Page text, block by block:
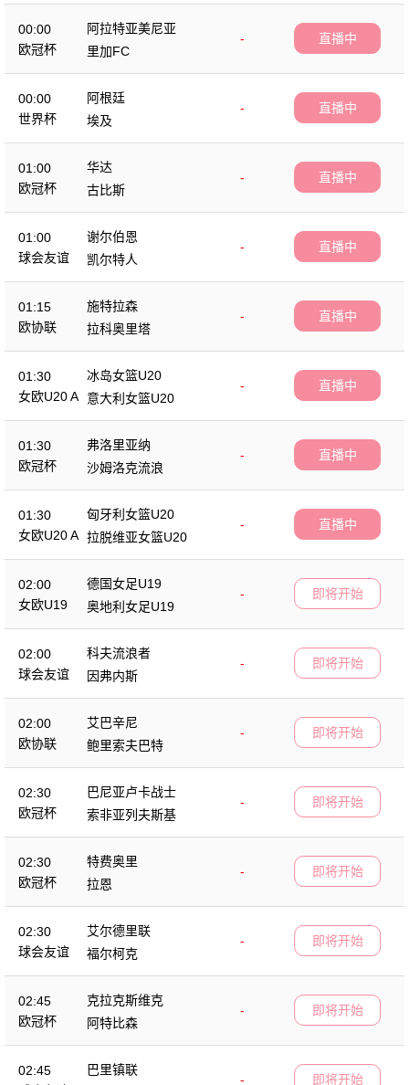
00:00
欧冠杯
阿拉特亚美尼亚
-
里加FC
直播中
00:00
世界杯
阿根廷
-
埃及
直播中
01:00
欧冠杯
华达
-
古比斯
直播中
01:00
球会友谊
谢尔伯恩
-
凯尔特人
直播中
01:15
欧协联
施特拉森
-
拉科奥里塔
直播中
01:30
女欧U20 A
冰岛女篮U20
-
意大利女篮U20
直播中
01:30
欧冠杯
弗洛里亚纳
-
沙姆洛克流浪
直播中
01:30
女欧U20 A
匈牙利女篮U20
-
拉脱维亚女篮U20
直播中
02:00
女欧U19
德国女足U19
-
奥地利女足U19
即将开始
02:00
球会友谊
科夫流浪者
-
因弗内斯
即将开始
02:00
欧协联
艾巴辛尼
-
鲍里索夫巴特
即将开始
02:30
欧冠杯
巴尼亚卢卡战士
-
索非亚列夫斯基
即将开始
02:30
欧冠杯
特费奥里
-
拉恩
即将开始
02:30
球会友谊
艾尔德里联
-
福尔柯克
即将开始
02:45
欧冠杯
克拉克斯维克
-
阿特比森
即将开始
02:45
巴里镇联
-
即将开始